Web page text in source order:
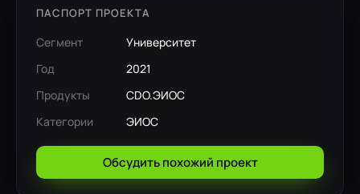
ПАСПОРТ ПРОЕКТА
Сегмент
Университет
Год
2021
Продукты
CDO.ЭИОС
Категории
ЭИОС
Обсудить похожий проект